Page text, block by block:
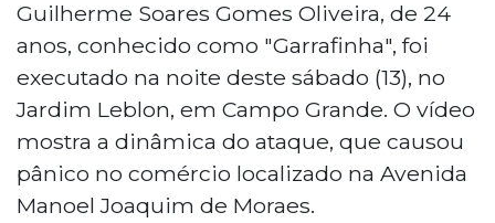
ataque, no qual um atirador encapuzado,
que chegou em uma Saveiro preta,
disparou ao menos 20 vezes contra a
vítima. Um jovem de 28 anos que
passava pelo local foi atingido na coxa e
está fora de perigo. O caso foi registrado
como homicídio qualificado e segue sob
investigação.
Guilherme Soares Gomes Oliveira, de 24
anos, conhecido como "Garrafinha", foi
executado na noite deste sábado (13), no
Jardim Leblon, em Campo Grande. O vídeo
mostra a dinâmica do ataque, que causou
pânico no comércio localizado na Avenida
Manoel Joaquim de Moraes.